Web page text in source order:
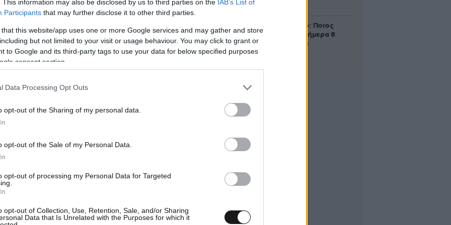
This information may also be disclosed by us to third parties on the IAB’s List of
Participants that may further disclose it to other third parties.
that this website/app uses one or more Google services and may gather and store
but not limited to your visit or usage behaviour. You may click to grant or
to Google and its third-party tags to use your data for below specified purposes
consent section.
Data Processing Opt Outs
opt-out of the Sharing of my personal data.
opt-out of the Sale of my Personal Data.
opt-out of processing my Personal Data for Targeted
opt-out of Collection, Use, Retention, Sale, and/or Sharing
Data that Is Unrelated with the Purposes for which it
λίγο καλύτερα και απείλησαν δύο φορές
22′, με τον Μποναβεντούρα, αλλά ο Τζολάκης
Εορτολόγιο: Ποιος
γιορτάζει σήμερα 8
Αυγούστου